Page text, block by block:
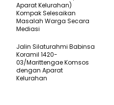
Aparat Kelurahan)
Kompak Selesaikan
Masalah Warga Secara
Mediasi
Jalin Silaturahmi Babinsa
Koramil 1420-
03/Marittengae Komsos
dengan Aparat
Kelurahan